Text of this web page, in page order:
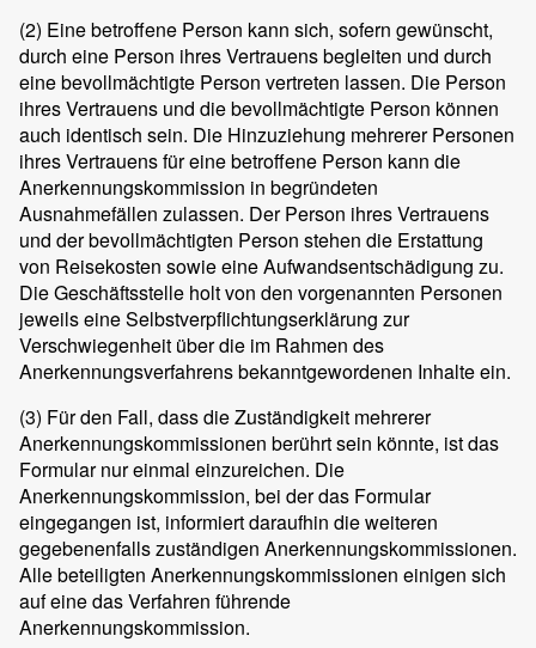
(2) Eine betroffene Person kann sich, sofern gewünscht,
durch eine Person ihres Vertrauens begleiten und durch
eine bevollmächtigte Person vertreten lassen. Die Person
ihres Vertrauens und die bevollmächtigte Person können
auch identisch sein. Die Hinzuziehung mehrerer Personen
ihres Vertrauens für eine betroffene Person kann die
Anerkennungskommission in begründeten
Ausnahmefällen zulassen. Der Person ihres Vertrauens
und der bevollmächtigten Person stehen die Erstattung
von Reisekosten sowie eine Aufwandsentschädigung zu.
Die Geschäftsstelle holt von den vorgenannten Personen
jeweils eine Selbstverpflichtungserklärung zur
Verschwiegenheit über die im Rahmen des
Anerkennungsverfahrens bekanntgewordenen Inhalte ein.
(3) Für den Fall, dass die Zuständigkeit mehrerer
Anerkennungskommissionen berührt sein könnte, ist das
Formular nur einmal einzureichen. Die
Anerkennungskommission, bei der das Formular
eingegangen ist, informiert daraufhin die weiteren
gegebenenfalls zuständigen Anerkennungskommissionen.
Alle beteiligten Anerkennungskommissionen einigen sich
auf eine das Verfahren führende
Anerkennungskommission.